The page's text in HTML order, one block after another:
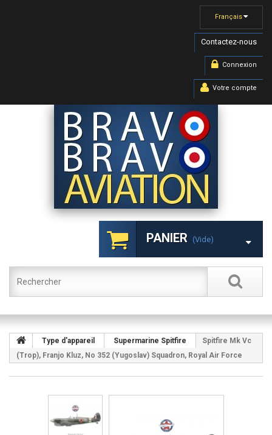
Français
Contactez-nous
Connexion
Votre compte
PANIER (vide)
Type d'appareil Supermarine Spitfire
Spitfire Mk Vc
(Trop), Franjo Kluz, No 352 (Yugoslav) Squadron, Royal Air Force